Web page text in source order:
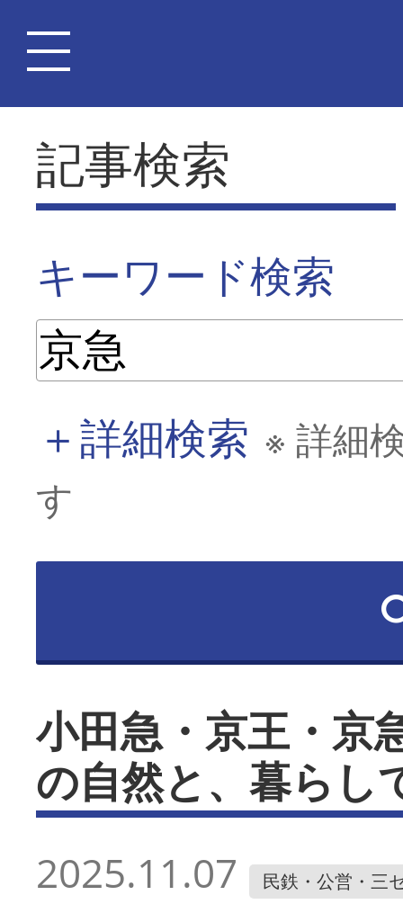
記事検索
キーワード検索
＋詳細検索 ※ 詳細
す
小田急・京王・
の自然と、暮らし
2025.11.07 民鉄・公営・三